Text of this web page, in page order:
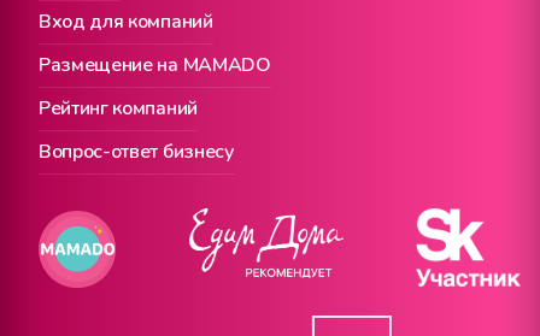
Вход для компаний
Размещение на MAMADO
Рейтинг компаний
Вопрос-ответ бизнесу